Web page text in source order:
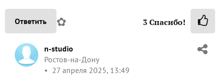
Ответить ✿ 3Спасибо!
n-studio
Ростов-на-Дону
27 апреля 2025, 13:49